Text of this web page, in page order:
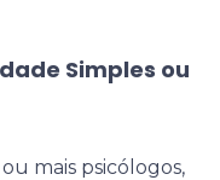
Simples ou
mais psicólogos,